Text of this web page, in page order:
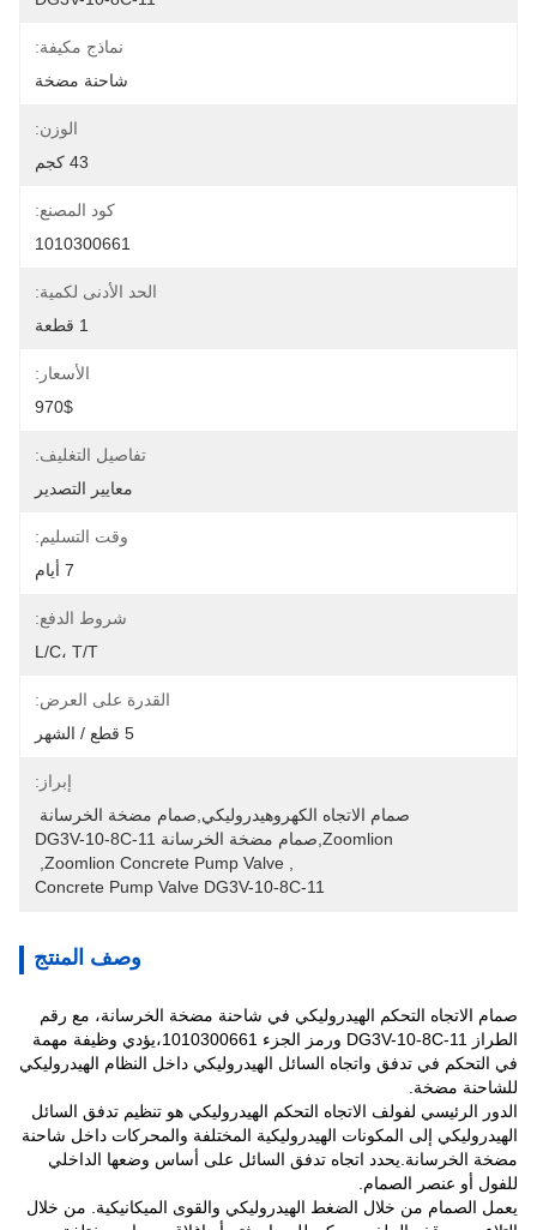
نماذج مكيفة:
شاحنة مضخة
الوزن:
43 كجم
كود المصنع:
1010300661
الحد الأدنى لكمية:
1 قطعة
الأسعار:
970$
تفاصيل التغليف:
معايير التصدير
وقت التسليم:
7 أيام
شروط الدفع:
L/C، T/T
القدرة على العرض:
5 قطع / الشهر
إبراز:
Zoomlion,صمام مضخة الخرسانة DG3V-10-8C-11
Zoomlion Concrete Pump Valve
Concrete Pump Valve DG3V-10-8C-11
وصف المنتج
صمام الاتجاه التحكم الهيدروليكي في شاحنة مضخة الخرسانة، مع رقم
الطراز DG3V-10-8C-11 ورمز الجزء 1010300661،يؤدي وظيفة مهمة
في التحكم في تدفق واتجاه السائل الهيدروليكي داخل النظام الهيدروليكي
للشاحنة مضخة.
الدور الرئيسي لفولف الاتجاه التحكم الهيدروليكي هو تنظيم تدفق السائل
الهيدروليكي إلى المكونات الهيدروليكية المختلفة والمحركات داخل شاحنة
مضخة الخرسانة.يحدد اتجاه تدفق السائل على أساس وضعها الداخلي
للفول أو عنصر الصمام.
يعمل الصمام من خلال الضغط الهيدروليكي والقوى الميكانيكية. من خلال